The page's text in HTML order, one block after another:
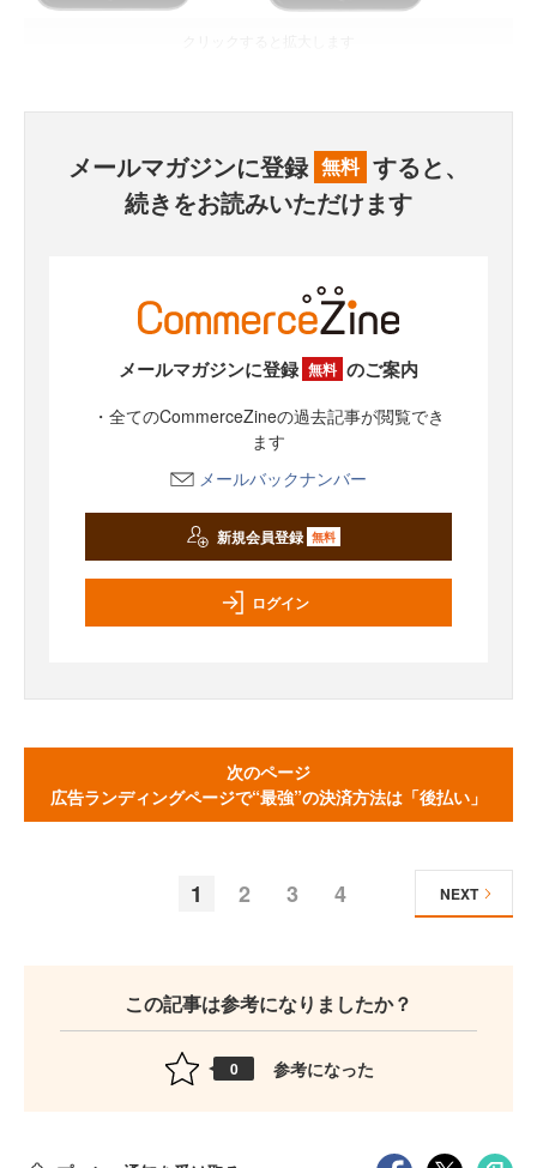
メールマガジンに登録 無料 すると、
続きをお読みいただけます
メールマガジンに登録 無料 のご案内
・全てのCommerceZineの過去記事が閲覧でき
ます
メールバックナンバー
新規会員登録 無料
ログイン
次のページ
広告ランディングページで“最強”の決済方法は「後払い」
1 2 3 4 NEXT
この記事は参考になりましたか？
0 参考になった